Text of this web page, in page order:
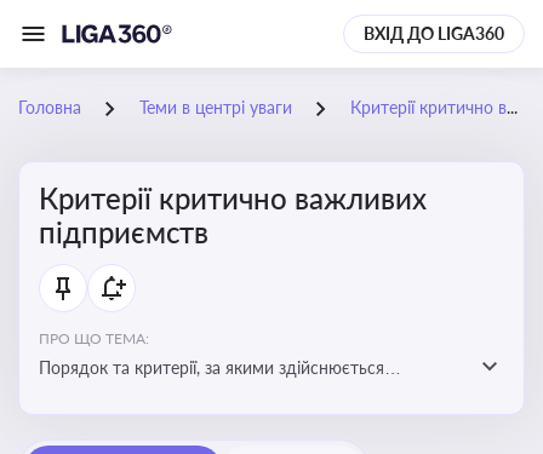
ВХІД ДО LIGA360
Головна Теми в центрі уваги Критерії критично важливих підприємств
Критерії критично важливих
підприємств
ПРО ЩО ТЕМА:
Порядок та критерії, за якими здійснюється